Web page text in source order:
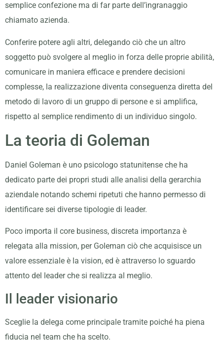
semplice confezione ma di far parte dell’ingranaggio
chiamato azienda.
Conferire potere agli altri, delegando ciò che un altro
soggetto può svolgere al meglio in forza delle proprie abilità,
comunicare in maniera efficace e prendere decisioni
complesse, la realizzazione diventa conseguenza diretta del
metodo di lavoro di un gruppo di persone e si amplifica,
rispetto al semplice rendimento di un individuo singolo.
La teoria di Goleman
Daniel Goleman è uno psicologo statunitense che ha
dedicato parte dei propri studi alle analisi della gerarchia
aziendale notando schemi ripetuti che hanno permesso di
identificare sei diverse tipologie di leader.
Poco importa il core business, discreta importanza è
relegata alla mission, per Goleman ciò che acquisisce un
valore essenziale è la vision, ed è attraverso lo sguardo
attento del leader che si realizza al meglio.
Il leader visionario
Sceglie la delega come principale tramite poiché ha piena
fiducia nel team che ha scelto.